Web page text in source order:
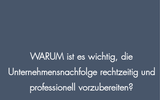
WARUM ist es wichtig, die
Unternehmensnachfolge rechtzeitig und
professionell vorzubereiten?